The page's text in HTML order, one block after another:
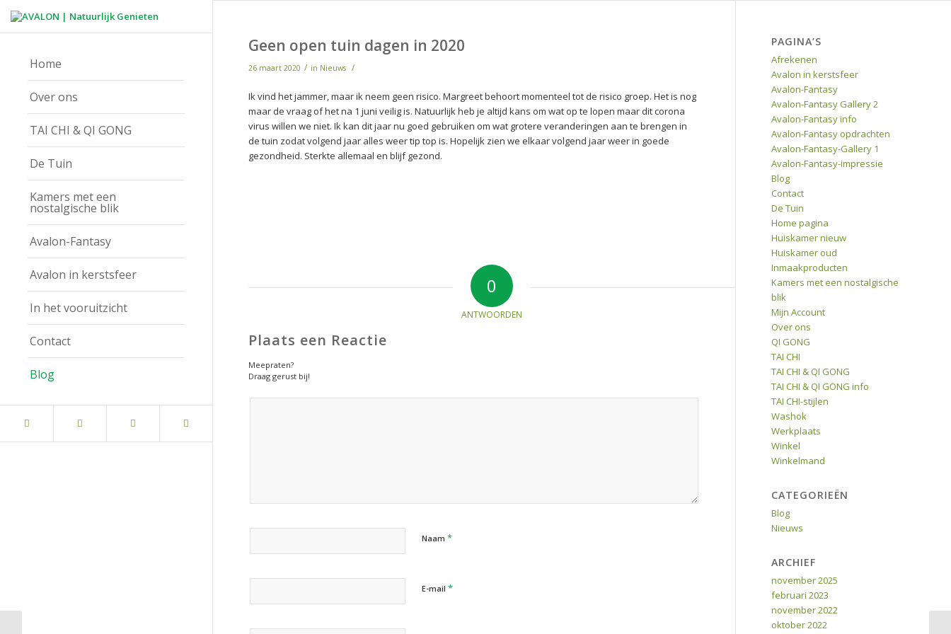
Home
Over ons
TAI CHI & QI GONG
De Tuin
Kamers met een
nostalgische blik
Avalon-Fantasy
Avalon in kerstsfeer
In het vooruitzicht
Contact
Blog
Geen open tuin dagen in 2020
26 maart 2020 / in Nieuws /
Ik vind het jammer, maar ik neem geen risico. Margreet behoort momenteel tot de risico groep. Het is nog
maar de vraag of het na 1 juni veilig is. Natuurlijk heb je altijd kans om wat op te lopen maar dit corona
virus willen we niet. Ik kan dit jaar nu goed gebruiken om wat grotere veranderingen aan te brengen in
de tuin zodat volgend jaar alles weer tip top is. Hopelijk zien we elkaar volgend jaar weer in goede
gezondheid. Sterkte allemaal en blijf gezond.
0
ANTWOORDEN
Plaats een Reactie
Meepraten?
Draag gerust bij!
Naam *
E-mail *
PAGINA’S
Afrekenen
Avalon in kerstsfeer
Avalon-Fantasy
Avalon-Fantasy Gallery 2
Avalon-Fantasy info
Avalon-Fantasy opdrachten
Avalon-Fantasy-Gallery 1
Avalon-Fantasy-impressie
Blog
Contact
De Tuin
Home pagina
Huiskamer nieuw
Huiskamer oud
Inmaakproducten
Kamers met een nostalgische
blik
Mijn Account
Over ons
QI GONG
TAI CHI
TAI CHI & QI GONG
TAI CHI & QI GONG info
TAI CHI-stijlen
Washok
Werkplaats
Winkel
Winkelmand
CATEGORIEËN
Blog
Nieuws
ARCHIEF
november 2025
februari 2023
november 2022
oktober 2022